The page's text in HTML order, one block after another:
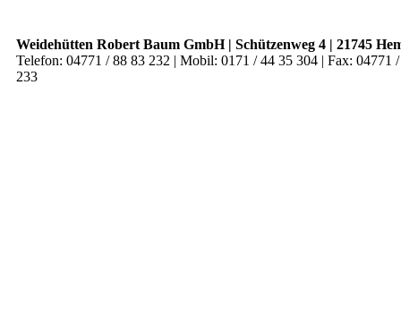
Weidehütten Robert Baum GmbH | Schützenweg 4 | 21745
Telefon: 04771 / 88 83 232 | Mobil: 0171 / 44 35 304 | Fax: 04771
233